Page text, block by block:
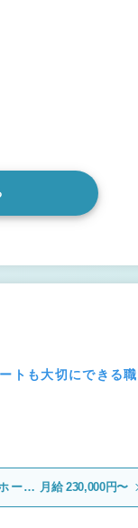
トも大切にできる職
ール 月給 230,000円〜